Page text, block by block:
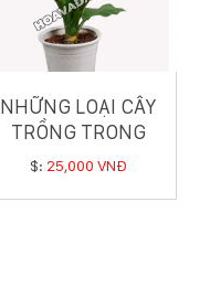
NHỮNG LOẠI CÂY
TRỒNG TRONG
NHÀ GIÚP GIA CHỦ
$: 25,000 VNĐ